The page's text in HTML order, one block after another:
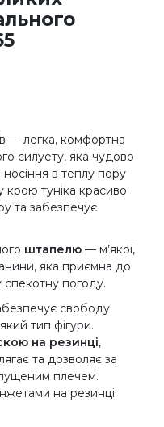
— легка, комфортна
силуету, яка чудово
в теплу пору
туніка красиво
та забезпечує
штапелю — м’якої,
яка приємна до
спекотну погоду.
свободу
тип фігури.
на резинці,
та дозволяє за
плечем.
на резинці.